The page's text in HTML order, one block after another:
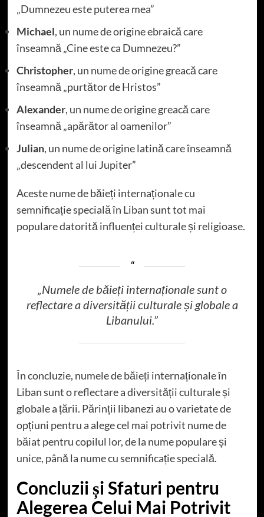
„Dumnezeu este puterea mea”
Michael, un nume de origine ebraică care
înseamnă „Cine este ca Dumnezeu?”
Christopher, un nume de origine greacă care
înseamnă „purtător de Hristos”
Alexander, un nume de origine greacă care
înseamnă „apărător al oamenilor”
Julian, un nume de origine latină care înseamnă
„descendent al lui Jupiter”
Aceste nume de băieți internaționale cu
semnificație specială în Liban sunt tot mai
populare datorită influenței culturale și religioase.
„Numele de băieți internaționale sunt o
reflectare a diversității culturale și globale a
Libanului.”
În concluzie, numele de băieți internaționale în
Liban sunt o reflectare a diversității culturale și
globale a țării. Părinții libanezi au o varietate de
opțiuni pentru a alege cel mai potrivit nume de
băiat pentru copilul lor, de la nume populare și
unice, până la nume cu semnificație specială.
Concluzii și Sfaturi pentru
Alegerea Celui Mai Potrivit